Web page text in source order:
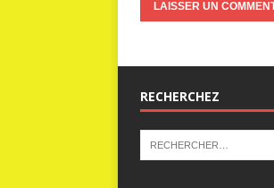
RECHERCHEZ